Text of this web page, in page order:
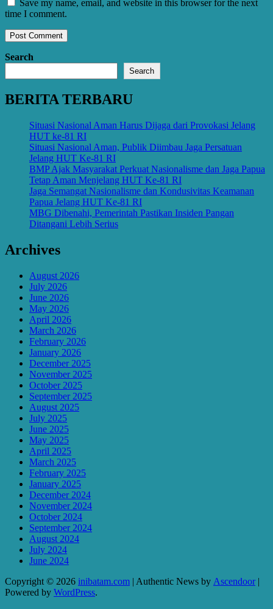
Save my name, email, and website in this browser for the next
time I comment.
Search
Search
BERITA TERBARU
Situasi Nasional Aman Harus Dijaga dari Provokasi Jelang
HUT ke-81 RI
Situasi Nasional Aman, Publik Diimbau Jaga Persatuan
Jelang HUT Ke-81 RI
BMP Ajak Masyarakat Perkuat Nasionalisme dan Jaga Papua
Tetap Aman Menjelang HUT Ke-81 RI
Jaga Semangat Nasionalisme dan Kondusivitas Keamanan
Papua Jelang HUT Ke-81 RI
MBG Dibenahi, Pemerintah Pastikan Insiden Pangan
Ditangani Lebih Serius
Archives
August 2026
July 2026
June 2026
May 2026
April 2026
March 2026
February 2026
January 2026
December 2025
November 2025
October 2025
September 2025
August 2025
July 2025
June 2025
May 2025
April 2025
March 2025
February 2025
January 2025
December 2024
November 2024
October 2024
September 2024
August 2024
July 2024
June 2024
Copyright © 2026 inibatam.com | Authentic News by Ascendoor|
Powered by WordPress.